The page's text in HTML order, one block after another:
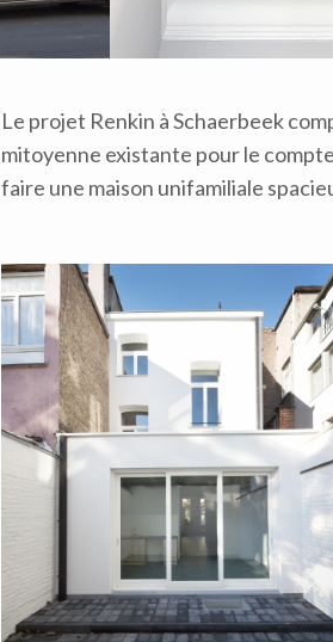
Le projet Renkin à Schaerbeek
mitoyenne existante pour le
faire une maison unifamiliale